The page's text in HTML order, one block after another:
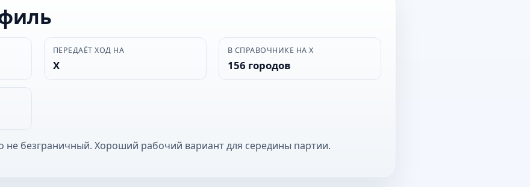
ПЕРЕДАЁТ ХОД НА
Х
В СПРАВОЧНИКЕ НА Х
156 городов
не безграничный. Хороший рабочий вариант для середины партии.